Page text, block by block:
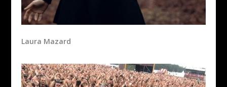
Laura Mazard